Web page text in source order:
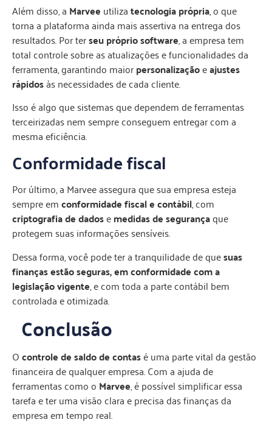
Além disso, a Marvee utilizatecnologia própria, o que
torna a plataforma ainda mais assertiva na entrega dos
resultados. Por terseu próprio software, a empresa tem
total controle sobre as atualizações e funcionalidades da
ferramenta, garantindo maiorpersonalizaçãoeajustes
rápidosàs necessidades de cada cliente.
Isso é algo que sistemas que dependem de ferramentas
terceirizadas nem sempre conseguem entregar com a
mesma eficiência.
Conformidade fiscal
Por último, a Marvee assegura que sua empresa esteja
sempre emconformidade fiscal e contábil, com
criptografia de dadosemedidas de segurançaque
protegem suas informações sensíveis.
Dessa forma, você pode ter a tranquilidade de quesuas
finanças estão seguras, em conformidade com a
legislação vigente, e com toda a parte contábil bem
controlada e otimizada.
Conclusão
Ocontrole de saldo de contasé uma parte vital da gestão
financeira de qualquer empresa. Com a ajuda de
ferramentas como o Marvee, é possível simplificar essa
tarefa e ter uma visão clara e precisa das finanças da
empresa em tempo real.